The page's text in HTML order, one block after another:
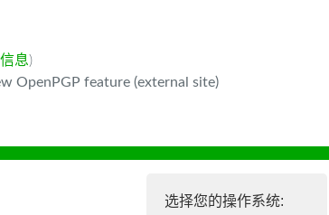
信息)
OpenPGP feature (external site)
选择您的操作系统: